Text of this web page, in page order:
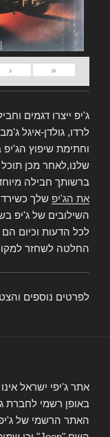
«
‹
ג'יפ ייצרו דגמים
לרדו, גולדן-איגל
וחתימת שיפוץ
שלנו,לאחר מכן תוכל
ברשותך חבילה
את הג'יפ שלך כשירד
השילובים של ג'יפ
לכל הדעות וכיום
החלטה לשחזר
לפרטים נוספים
אתר ג'יפי ישראל
באופן רשמי לחברת